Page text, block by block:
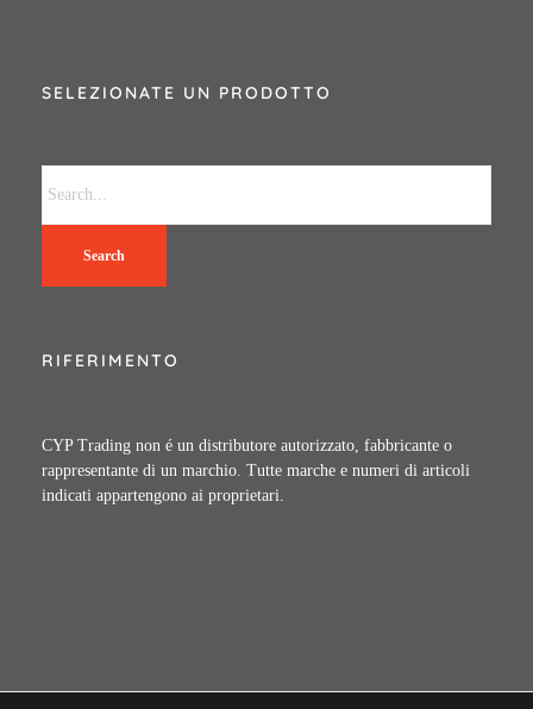
SELEZIONATE UN PRODOTTO
Search
RIFERIMENTO
CYP Trading non é un distributore autorizzato, fabbricante o
rappresentante di un marchio. Tutte marche e numeri di articoli
indicati appartengono ai proprietari.